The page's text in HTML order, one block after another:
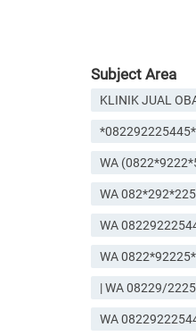
Subject Area
KLINIK JUAL
*082292225445*
WA
WA
WA
WA
| WA 08229/
WA